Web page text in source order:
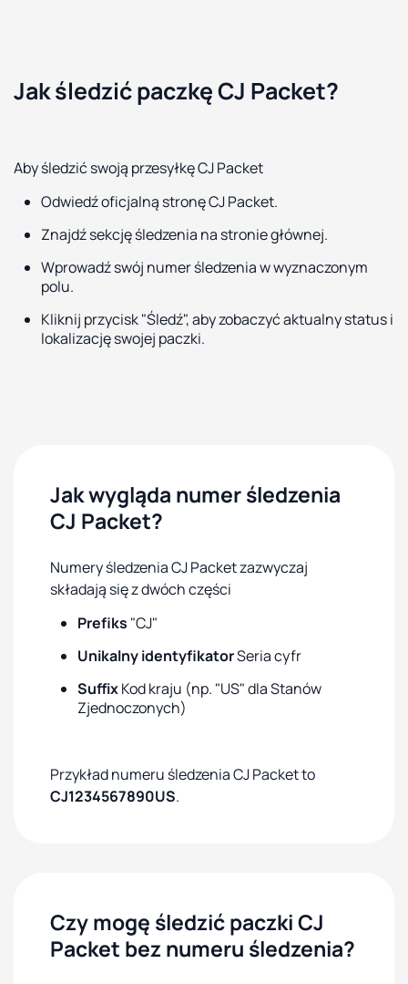
Jak śledzić paczkę CJ Packet?
Aby śledzić swoją przesyłkę CJ Packet
Odwiedź oficjalną stronę CJ Packet.
Znajdź sekcję śledzenia na stronie głównej.
Wprowadź swój numer śledzenia w wyznaczonym
polu.
Kliknij przycisk "Śledź", aby zobaczyć aktualny status i
lokalizację swojej paczki.
Jak wygląda numer śledzenia
CJ Packet?
Numery śledzenia CJ Packet zazwyczaj
składają się z dwóch części
Prefiks "CJ"
Unikalny identyfikatorSeria cyfr
SuffixKod kraju (np. "US" dla Stanów
Zjednoczonych)
Przykład numeru śledzenia CJ Packet to
CJ1234567890US.
Czy mogę śledzić paczki CJ
Packet bez numeru śledzenia?